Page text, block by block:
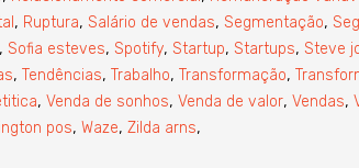
, Ruptura, Salário de vendas, Segmentação,
, Sofia esteves, Spotify, Startup, Startups, Steve
, Tendências, Trabalho, Transformação,
, Venda de sonhos, Venda de valor, Vendas,
pos, Waze, Zilda arns,